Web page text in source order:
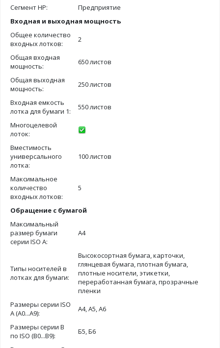
Сегмент HP:
Предприятие
Входная и выходная мощность
Общее количество
входных лотков:
2
Общая входная
мощность:
650 листов
Общая выходная
мощность:
250 листов
Входная емкость
лотка для бумаги 1:
550 листов
Многоцелевой
лоток:
Вместимость
универсального
лотка:
100 листов
Максимальное
количество
входных лотков:
5
Обращение с бумагой
Максимальный
размер бумаги
серии ISO A:
А4
Типы носителей в
лотках для бумаги:
Высокосортная бумага, карточки,
глянцевая бумага, плотная бумага,
плотные носители, этикетки,
переработанная бумага, прозрачные
пленки
Размеры серии ISO
A (A0...A9):
А4, А5, А6
Размеры серии B
по ISO (B0...B9):
Б5, Б6